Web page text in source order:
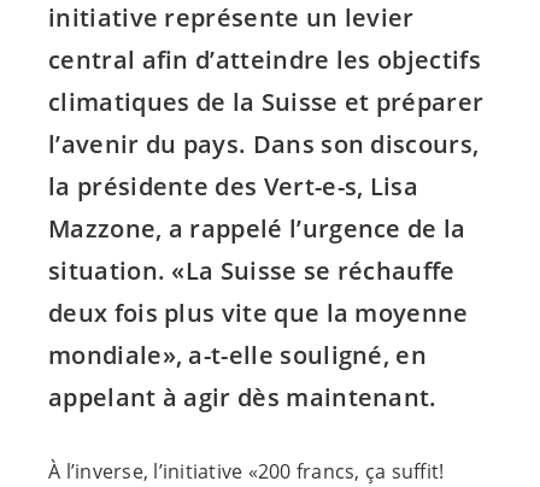
initiative représente un levier
central afin d’atteindre les objectifs
climatiques de la Suisse et préparer
l’avenir du pays. Dans son discours,
la présidente des Vert-e-s, Lisa
Mazzone, a rappelé l’urgence de la
situation. «La Suisse se réchauffe
deux fois plus vite que la moyenne
mondiale», a-t-elle souligné, en
appelant à agir dès maintenant.
À l’inverse, l’initiative «200 francs, ça suffit!